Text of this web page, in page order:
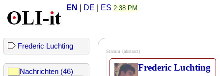
EN DE ES 2:38 PM
Frederic Luchting
Nachrichten (46)
Stamm (abstract)
Frederic Luchting